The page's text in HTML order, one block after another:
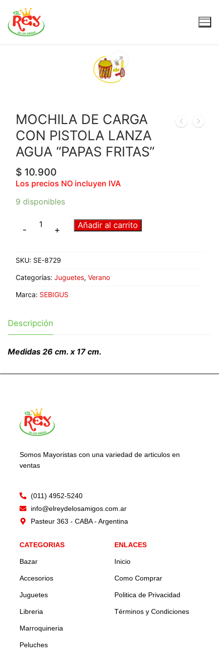
MOCHILA DE CARGA
CON PISTOLA LANZA
AGUA “PAPAS FRITAS”
$ 10.900
Los precios NO incluyen IVA
9 disponibles
- + Añadir al carrito
SKU: SE-8729
Categorías: Juguetes, Verano
Marca: SEBIGUS
Descripción
Medidas 26 cm. x 17 cm.
Somos Mayoristas con una variedad de articulos en
ventas
(011) 4952-5240
info@elreydelosamigos.com.ar
Pasteur 363 - CABA - Argentina
CATEGORIAS
Bazar
Accesorios
Juguetes
Libreria
Marroquineria
Peluches
ENLACES
Inicio
Como Comprar
Politica de Privacidad
Términos y Condiciones